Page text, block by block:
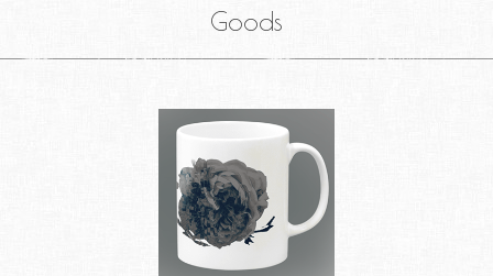
Goods